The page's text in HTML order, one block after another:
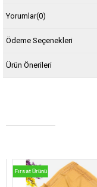
Yorumlar(0)
Ödeme Seçenekleri
Ürün Önerileri
Fırsat Ürünü